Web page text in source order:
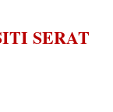
SERAT